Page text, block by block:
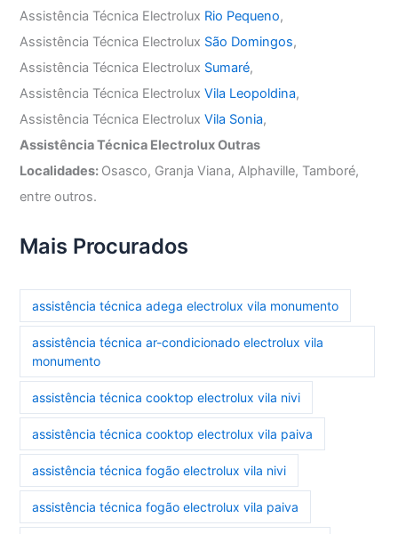
Assistência Técnica Electrolux Rio Pequeno,
Assistência Técnica Electrolux São Domingos,
Assistência Técnica Electrolux Sumaré,
Assistência Técnica ElectroluxVila Leopoldina,
Assistência Técnica ElectroluxVila Sonia,
Assistência Técnica Electrolux Outras
Localidades: Osasco, Granja Viana, Alphaville, Tamboré,
entre outros.
Mais Procurados
assistência técnica adega electrolux vila monumento
assistência técnica ar-condicionado electrolux vila
monumento
assistência técnica cooktop electrolux vila nivi
assistência técnica cooktop electrolux vila paiva
assistência técnica fogão electrolux vila nivi
assistência técnica fogão electrolux vila paiva